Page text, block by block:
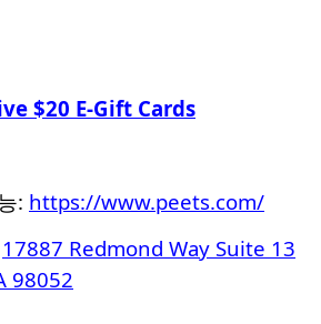
$20 E-Gift Cards
: https://www.peets.com/
17887 Redmond Way Suite 13
98052